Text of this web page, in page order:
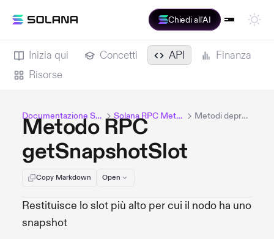
Chiedi all'AI
Inizia qui Concetti API
Finanza
Risorse
Documentazione Solana Solana RPC Methods Metodi deprecati
Metodo RPC
getSnapshotSlot
Copy Markdown Open
Restituisce lo slot più alto per cui il nodo ha uno
snapshot